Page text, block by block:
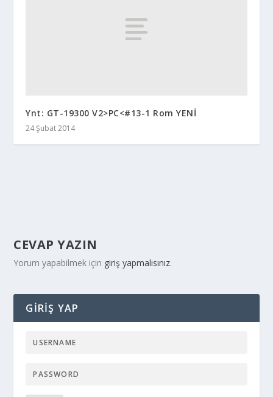
Ynt: GT-19300 V2>PC<#13-1 Rom YENİ
24 Şubat 2014
CEVAP YAZIN
Yorum yapabilmek için giriş yapmalısınız.
GIRIŞ YAP